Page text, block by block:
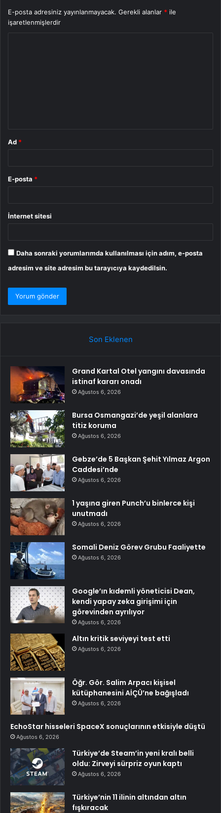
E-posta adresiniz yayınlanmayacak. Gerekli alanlar * ile
işaretlenmişlerdir
Ad *
E-posta *
İnternet sitesi
Daha sonraki yorumlarımda kullanılması için adım, e-posta
adresim ve site adresim bu tarayıcıya kaydedilsin.
Son Eklenen
Grand Kartal Otel yangını davasında
istinaf kararı onadı
Ağustos 6, 2026
Bursa Osmangazi’de yeşil alanlara
titiz koruma
Ağustos 6, 2026
Gebze’de 5 Başkan Şehit Yılmaz Argon
Caddesi’nde
Ağustos 6, 2026
1 yaşına giren Punch’u binlerce kişi
unutmadı
Ağustos 6, 2026
Somali Deniz Görev Grubu Faaliyette
Ağustos 6, 2026
Google’ın kıdemli yöneticisi Dean,
kendi yapay zeka girişimi için
görevinden ayrılıyor
Ağustos 6, 2026
Altın kritik seviyeyi test etti
Ağustos 6, 2026
Öğr. Gör. Salim Arpacı kişisel
kütüphanesini AİÇÜ’ne bağışladı
Ağustos 6, 2026
EchoStar hisseleri SpaceX sonuçlarının etkisiyle düştü
Ağustos 6, 2026
Türkiye’de Steam’in yeni kralı belli
oldu: Zirveyi sürpriz oyun kaptı
Ağustos 6, 2026
Türkiye’nin 11 ilinin altından altın
fışkıracak